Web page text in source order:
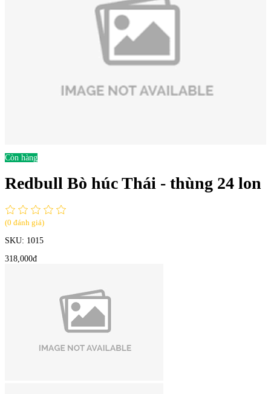
Còn hàng
Redbull Bò húc Thái - thùng 24 lon
(0 đánh giá)
SKU: 1015
318,000đ